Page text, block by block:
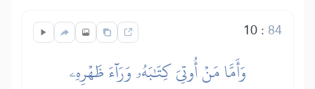
10: 84
وَأَمَّا مَنۡ أُوتِيَ كِتَٰبَهُۥ وَرَآءَ ظَهۡرِهِۦ